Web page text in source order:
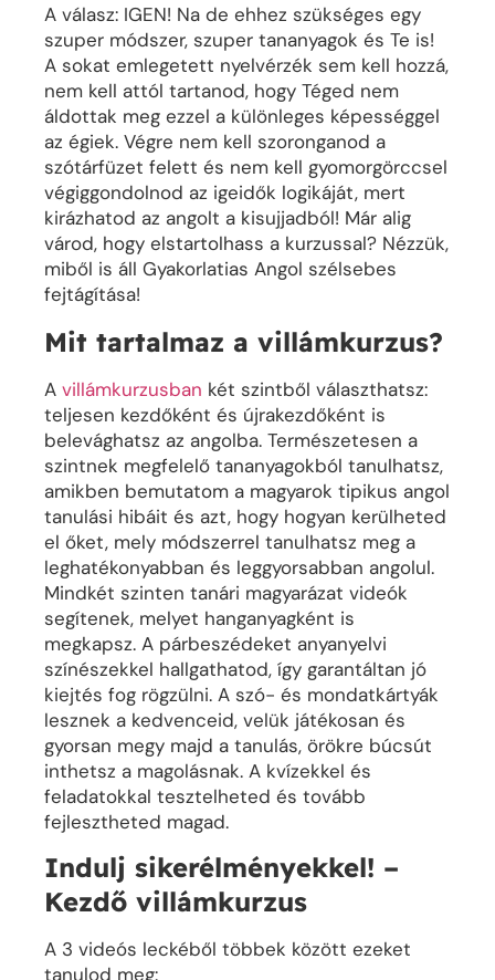
A válasz: IGEN! Na de ehhez szükséges egy
szuper módszer, szuper tananyagok és Te is!
A sokat emlegetett nyelvérzék sem kell hozzá,
nem kell attól tartanod, hogy Téged nem
áldottak meg ezzel a különleges képességgel
az égiek. Végre nem kell szoronganod a
szótárfüzet felett és nem kell gyomorgörccsel
végiggondolnod az igeidők logikáját, mert
kirázhatod az angolt a kisujjadból! Már alig
várod, hogy elstartolhass a kurzussal? Nézzük,
miből is áll Gyakorlatias Angol szélsebes
fejtágítása!
Mit tartalmaz a villámkurzus?
A villámkurzusban két szintből választhatsz:
teljesen kezdőként és újrakezdőként is
belevághatsz az angolba. Természetesen a
szintnek megfelelő tananyagokból tanulhatsz,
amikben bemutatom a magyarok tipikus angol
tanulási hibáit és azt, hogy hogyan kerülheted
el őket, mely módszerrel tanulhatsz meg a
leghatékonyabban és leggyorsabban angolul.
Mindkét szinten tanári magyarázat videók
segítenek, melyet hanganyagként is
megkapsz. A párbeszédeket anyanyelvi
színészekkel hallgathatod, így garantáltan jó
kiejtés fog rögzülni. A szó- és mondatkártyák
lesznek a kedvenceid, velük játékosan és
gyorsan megy majd a tanulás, örökre búcsút
inthetsz a magolásnak. A kvízekkel és
feladatokkal tesztelheted és tovább
fejlesztheted magad.
Indulj sikerélményekkel! –
Kezdő villámkurzus
A 3 videós leckéből többek között ezeket
tanulod meg: